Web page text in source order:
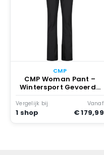
CMP
CMP Woman Pant –
Wintersport Gevoerde
broeken Skibroeken
U901 Nero
Vergelijk bij
1 shop
Vanaf
€ 179,99